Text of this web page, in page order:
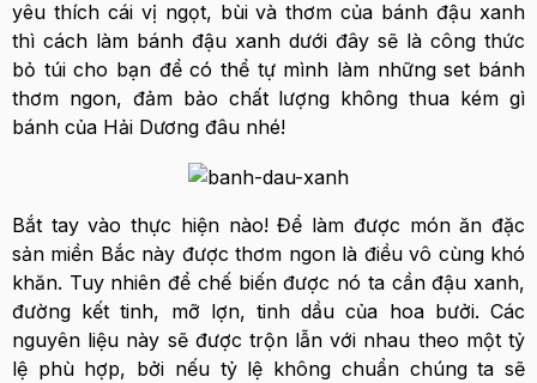
yêu thích cái vị ngọt, bùi và thơm của bánh đậu xanh
thì cách làm bánh đậu xanh dưới đây sẽ là công thức
bỏ túi cho bạn để có thể tự mình làm những set bánh
thơm ngon, đảm bảo chất lượng không thua kém gì
bánh của Hải Dương đâu nhé!
Bắt tay vào thực hiện nào! Để làm được món ăn đặc
sản miền Bắc này được thơm ngon là điều vô cùng khó
khăn. Tuy nhiên để chế biến được nó ta cần đậu xanh,
đường kết tinh, mỡ lợn, tinh dầu của hoa bưởi. Các
nguyên liệu này sẽ được trộn lẫn với nhau theo một tỷ
lệ phù hợp, bởi nếu tỷ lệ không chuẩn chúng ta sẽ